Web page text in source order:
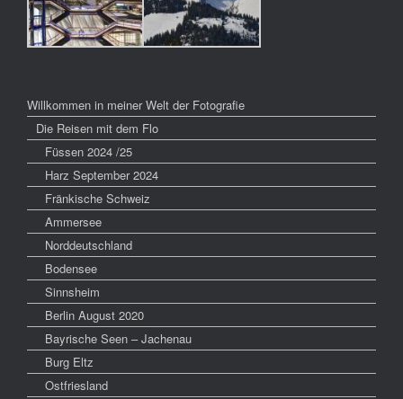
Willkommen in meiner Welt der Fotografie
Die Reisen mit dem Flo
Füssen 2024 /25
Harz September 2024
Fränkische Schweiz
Ammersee
Norddeutschland
Bodensee
Sinnsheim
Berlin August 2020
Bayrische Seen – Jachenau
Burg Eltz
Ostfriesland